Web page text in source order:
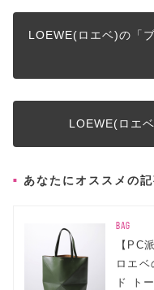
LOEWE(ロエベ)の「
LOEWE(ロエ
あなたにオススメの
BAG
【PC
ロエ
ド ト